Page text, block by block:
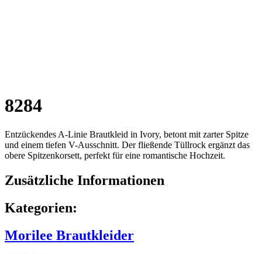
8284
Entzückendes A-Linie Brautkleid in Ivory, betont mit zarter Spitze
und einem tiefen V-Ausschnitt. Der fließende Tüllrock ergänzt das
obere Spitzenkorsett, perfekt für eine romantische Hochzeit.
Zusätzliche Informationen
Kategorien:
Morilee Brautkleider